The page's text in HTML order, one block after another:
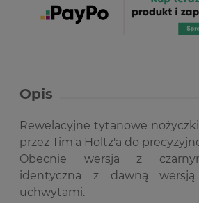
Opis
Rewelacyjne tytanowe
przez Tim'a Holtz'a do
Obecnie wersja z
identyczna z dawną
uchwytami.